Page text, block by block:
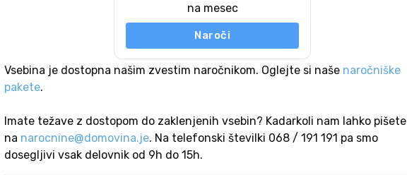
na mesec
Naroči
Vsebina je dostopna našim zvestim naročnikom. Oglejte si naše naročniške
pakete.
Imate težave z dostopom do zaklenjenih vsebin? Kadarkoli nam lahko pišete
na narocnine@domovina.je. Na telefonski številki 068 / 191 191 pa smo
dosegljivi vsak delovnik od 9h do 15h.